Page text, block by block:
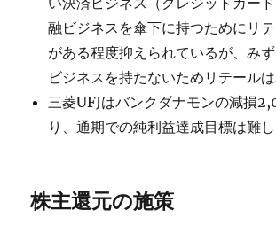
融ビジネスを傘下に持つためにリ
がある程度抑えられているが、み
ビジネスを持たないためリテールは
三菱UFJはバンクダナモンの減損
り、通期での純利益達成目標は難
株主還元の施策